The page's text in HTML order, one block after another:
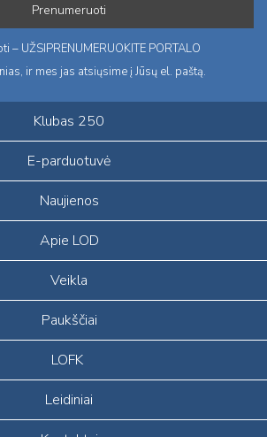
UŽSIPRENUMERUOKITE PORTALO
ir mes jas atsiųsime į Jūsų el. paštą.
Klubas 250
E-parduotuvė
Naujienos
Apie LOD
Veikla
Paukščiai
LOFK
Leidiniai